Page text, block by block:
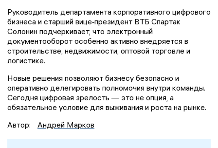
Руководитель департамента корпоративного цифрового
бизнеса и старший вице‑президент ВТБ Спартак
Солонин подчёркивает, что электронный
документооборот особенно активно внедряется в
строительстве, недвижимости, оптовой торговле и
логистике.
Новые решения позволяют бизнесу безопасно и
оперативно делегировать полномочия внутри команды.
Сегодня цифровая зрелость — это не опция, а
обязательное условие для выживания и роста на рынке.
Автор:
Андрей Марков